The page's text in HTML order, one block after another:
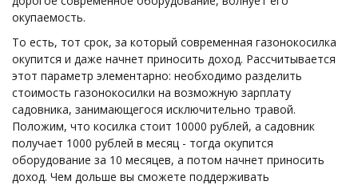
окупаемость.
То есть, тот срок, за который современная газонокосилка
окупится и даже начнет приносить доход. Рассчитывается
этот параметр элементарно: необходимо разделить
стоимость газонокосилки на возможную зарплату
садовника, занимающегося исключительно травой.
Положим, что косилка стоит 10000 рублей, а садовник
получает 1000 рублей в месяц - тогда окупится
оборудование за 10 месяцев, а потом начнет приносить
доход. Чем дольше вы сможете поддерживать